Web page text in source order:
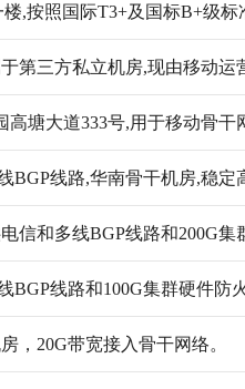
,按照国际T3+及国标B+级标
第三方私立机房,现由移动运
塘大道333号,用于移动骨干
线路,华南骨干机房,稳定
信和多线BGP线路和200G集
线路和100G集群硬件防
，20G带宽接入骨干网络。